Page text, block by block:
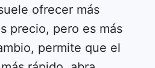
ofrecer más
precio, pero es más
permite que el